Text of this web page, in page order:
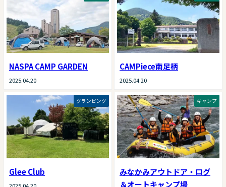
NASPA CAMP GARDEN
2025.04.20
CAMPiece南足柄
2025.04.20
グランピング
Glee Club
キャンプ
みなかみアウトドア・ログ
＆オートキャンプ場